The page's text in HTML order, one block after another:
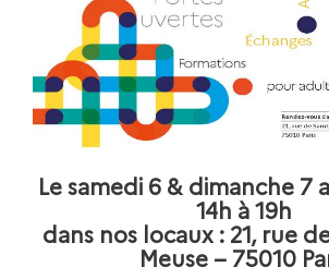
Le samedi 6 & dimanche 7
14h à 19h
dans nos locaux : 21, rue
Meuse – 75010